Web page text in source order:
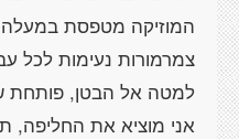
המוזיקה מטפסת
צמרמורות נעימות לכל
אני מוציא את החליפה,